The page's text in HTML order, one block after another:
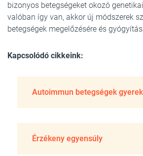
bizonyos betegségeket okozó
valóban így van, akkor új módszerek
betegségek megelőzésére és
Kapcsolódó cikkeink:
Autoimmun betegségek
Érzékeny egyensúly